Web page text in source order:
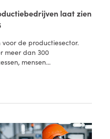
laat zien
de productiesector.
meer dan 300
mensen…